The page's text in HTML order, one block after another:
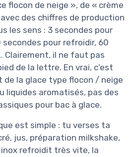
flocon de neige », de « crème
des chiffres de production
les sens : 3 secondes pour
pour refroidir, 60
Clairement, il ne faut pas
de la lettre. En vrai, c’est
de la glace type flocon / neige
liquides aromatisés, pas des
pour bac à glace.
est simple : tu verses ta
jus, préparation milkshake,
refroidit très vite, la